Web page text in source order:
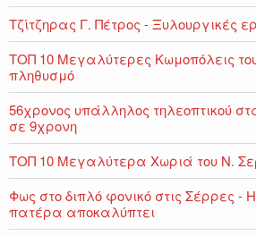
Τζίτζηρας Γ. Πέτρος - Ξυλουργικές
ΤΟΠ 10 Μεγαλύτερες Κωμοπόλεις
πληθυσμό
56χρονος υπάλληλος τηλεοπτικού
σε 9χρονη
ΤΟΠ 10 Μεγαλύτερα Χωριά του Ν.
Φως στο διπλό φονικό στις Σέρρες -
πατέρα αποκαλύπτει